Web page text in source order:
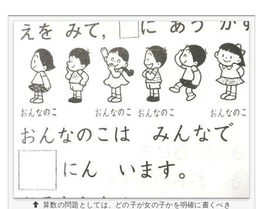
算数の問題としては、どの子が女の子かを明確に書くべき